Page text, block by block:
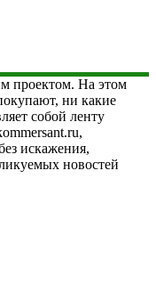
проектом. На этом
ни какие
собой ленту
искажения,
новостей